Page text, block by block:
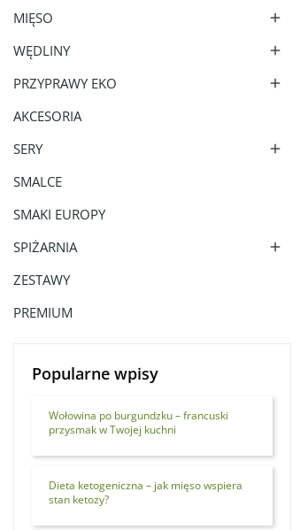
MIĘSO 
WĘDLINY 
PRZYPRAWY EKO 
AKCESORIA
SERY

SMALCE
SMAKI EUROPY
SPIŻARNIA

ZESTAWY
PREMIUM
Popularne wpisy
Wołowina po burgundzku – francuski
przysmak w Twojej kuchni
Dieta ketogeniczna – jak mięso wspiera
stan ketozy?